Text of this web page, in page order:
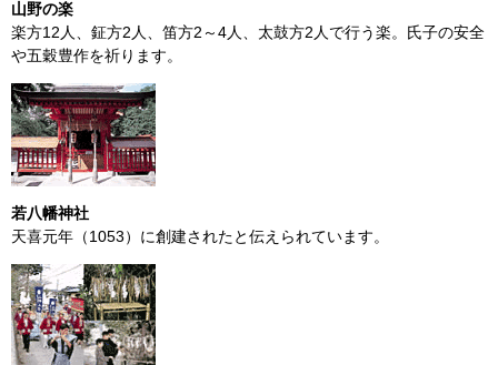
山野の楽
楽方12人、鉦方2人、笛方2～4人、太鼓方2人で行う楽。氏子の安全
や五穀豊作を祈ります。
若八幡神社
天喜元年（1053）に創建されたと伝えられています。